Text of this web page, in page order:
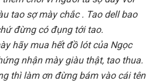
tao sợ mày chắc . Tao dell bao
đừng có đụng tới tao.
hãy mua hết đồ lót của Ngọc
nhận mày giàu thật, tao thua.
thì làm ơn đừng bám vào cái tên